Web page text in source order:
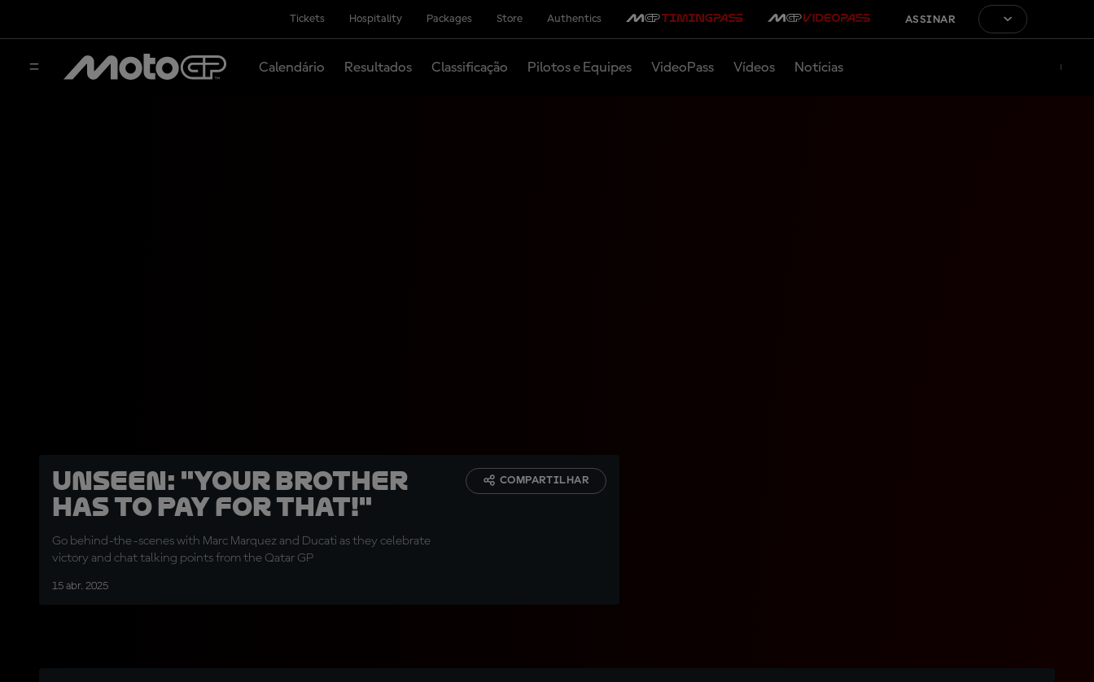
Tickets Hospitality Packages Store Authentics ASSINAR
Calendário Resultados Classificação Pilotos e Equipes VideoPass Vídeos Notícias
UNSEEN: "Your brother
has to pay for that!"
Go behind-the-scenes with Marc Marquez and Ducati as they celebrate
victory and chat talking points from the Qatar GP
15 abr. 2025
COMPARTILHAR